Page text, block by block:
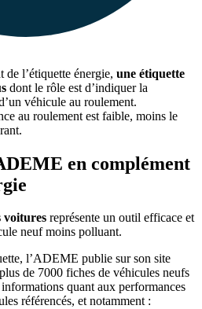
de l’étiquette énergie, une étiquette
dont le rôle est d’indiquer la
véhicule au roulement.
au roulement est faible, moins le
en complément
voitures représente un outil efficace et
neuf moins polluant.
l’ADEME publie sur son site
de 7000 fiches de véhicules neufs
quant aux performances
référencés, et notamment :